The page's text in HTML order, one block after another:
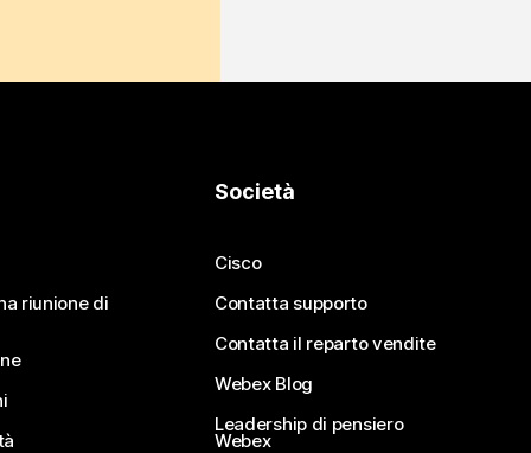
riunione di
Società
Cisco
Contatta supporto
Contatta il reparto vendite
Webex Blog
Leadership di pensiero
Webex